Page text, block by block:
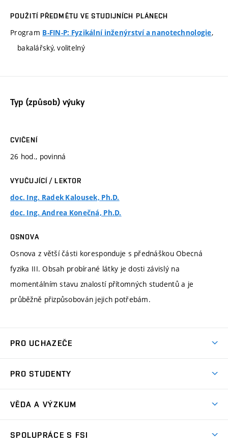
POUŽITÍ PŘEDMĚTU VE STUDIJNÍCH PLÁNECH
Program B-FIN-P: Fyzikální inženýrství a nanotechnologie,
bakalářský, volitelný
Typ (způsob) výuky
CVIČENÍ
26 hod., povinná
VYUČUJÍCÍ / LEKTOR
doc. Ing. Radek Kalousek, Ph.D.
doc. Ing. Andrea Konečná, Ph.D.
OSNOVA
Osnova z větší části koresponduje s přednáškou Obecná
fyzika III. Obsah probírané látky je dosti závislý na
momentálním stavu znalostí přítomných studentů a je
průběžně přizpůsobován jejich potřebám.
PRO UCHAZEČE
Ambasadoři studia
Zápisy
PRO STUDENTY
Studijní předpisy
VĚDA A VÝZKUM
SPOLUPRÁCE S FSI